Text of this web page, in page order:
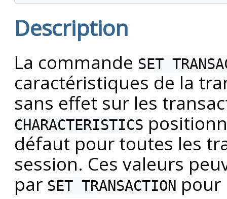
Description
La commande SET
caractéristiques de la
sans effet sur les
CHARACTERISTICS
défaut pour toutes les
session. Ces valeurs
par SET TRANSACTION pour